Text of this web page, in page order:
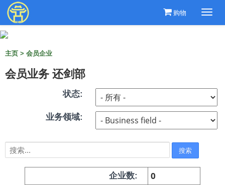
购物
主页 > 会员企业
会员业务 还剑部
状态:
业务领域:
企业数: 0